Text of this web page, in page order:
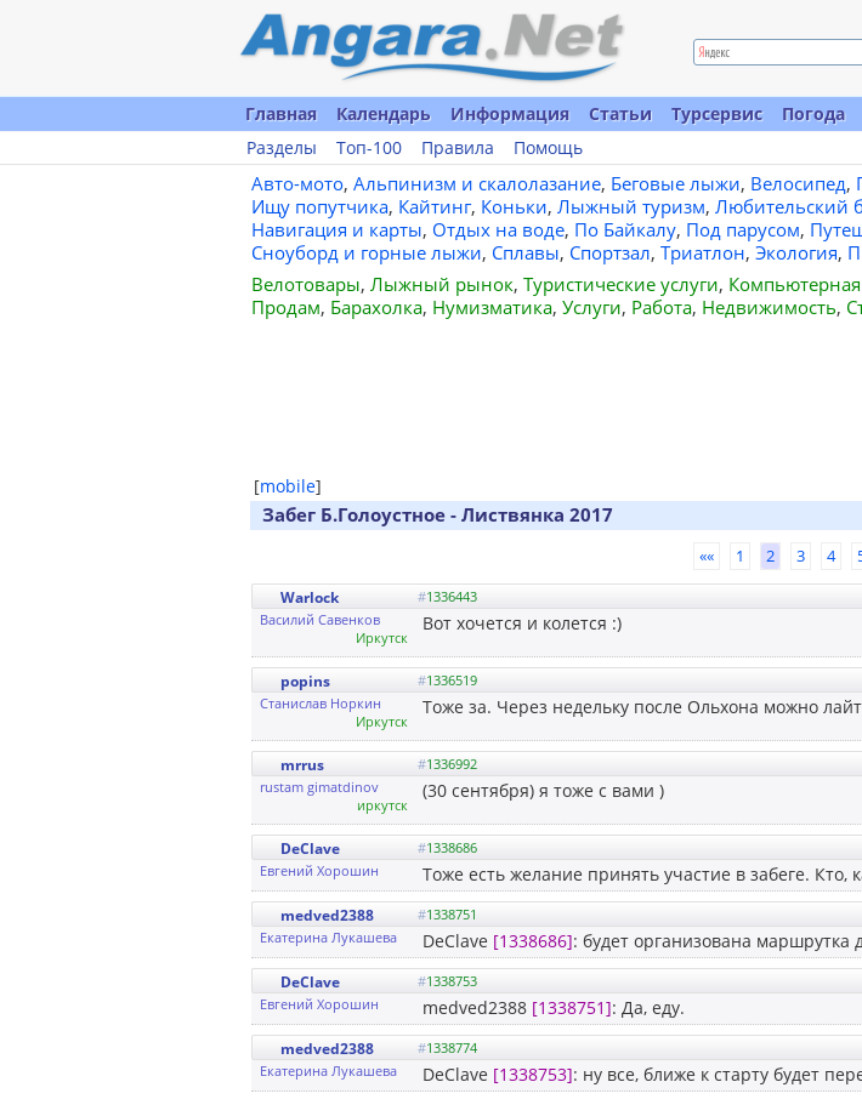
Главная Календарь Информация Статьи Турсервис Погода
Разделы
Топ-100 Правила Помощь
Авто-мото, Альпинизм и скалолазание, Беговые лыжи, Велосипед,
Ищу попутчика, Кайтинг, Коньки, Лыжный туризм, Любительский
Навигация и карты, Отдых на воде, По Байкалу, Под парусом,
Сноуборд и горные лыжи, Сплавы, Спортзал, Триатлон, Экология,
Велотовары, Лыжный рынок, Туристические услуги,
Продам, Барахолка, Нумизматика, Услуги, Работа, Недвижимость,
[mobile]
Забег Б.Голоустное - Листвянка 2017
«« 1 2 3 4
Warlock #1336443
Василий Савенков
Иркутск
Вот хочется и колется :)
popins #1336519
Cтанислав Норкин
Иркутск
Тоже за. Через недельку после Ольхона можно
mrrus #1336992
rustam gimatdinov
иркутск
(30 сентября) я тоже с вами )
DeClave #1338686
Евгений Хорошин
Тоже есть желание принять участие в забеге. Кто,
medved2388 #1338751
Екатерина Лукашева
DeClave [1338686]: будет организована маршрутка
DeClave #1338753
Евгений Хорошин
medved2388 [1338751]: Да, еду.
medved2388 #1338774
Екатерина Лукашева
DeClave [1338753]: ну все, ближе к старту будет